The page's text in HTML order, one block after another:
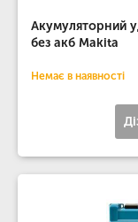
Акумуляторний
без акб Makita
Немає в наявності